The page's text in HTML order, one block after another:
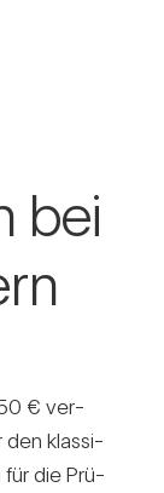
bei
€ ver­
den klas­si­
für die Prü­